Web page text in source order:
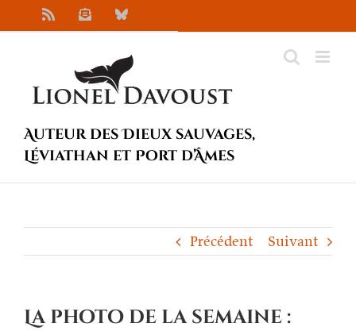
au
NewsletterBluesky
Auteur des Dieux sauvages,
Léviathan et Port d’Âmes
Précédent Suivant
La photo de la semaine :